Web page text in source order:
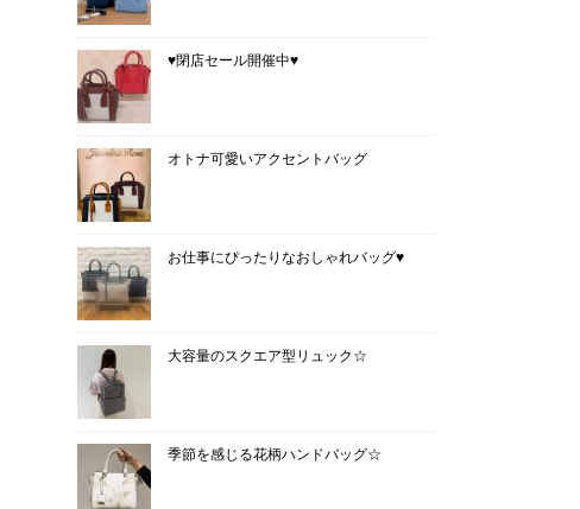
♥閉店セール開催中♥
オトナ可愛いアクセントバッグ
お仕事にぴったりなおしゃれバッグ♥
大容量のスクエア型リュック☆
季節を感じる花柄ハンドバッグ☆